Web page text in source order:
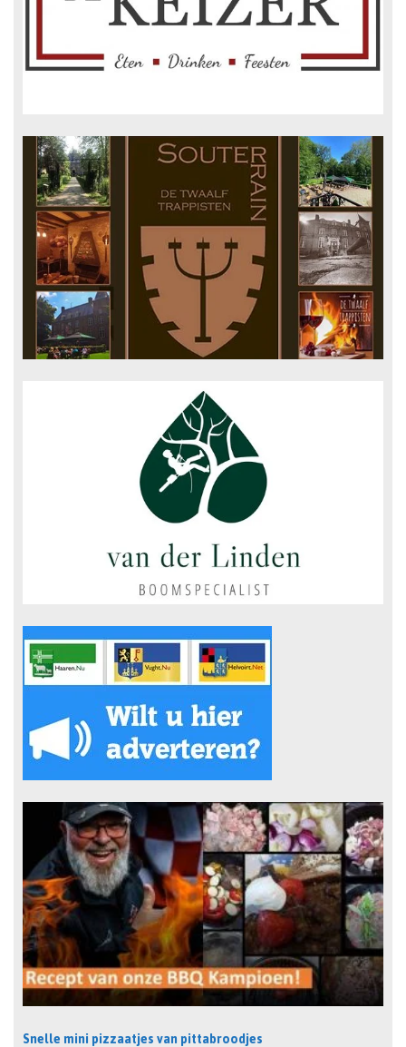
Snelle mini pizzaatjes van pittabroodjes